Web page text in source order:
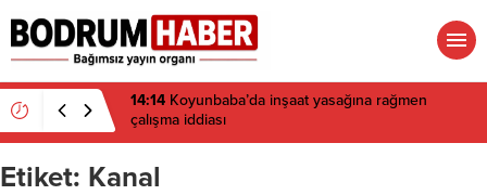
14:14 Koyunbaba’da inşaat yasağına rağmen
çalışma iddiası
Etiket: Kanal